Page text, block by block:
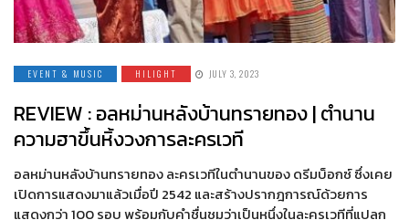
EVENT & MUSIC HILIGHT JULY 3, 2023
REVIEW : อลหม่านหลังบ้านทรายทอง | ตำนาน
ความฮาขึ้นหิ้งวงการละครเวที
อลหม่านหลังบ้านทรายทอง ละครเวทีในตำนานของ ดรีมบ็อกซ์ ซึ่งเคย
เปิดการแสดงมาแล้วเมื่อปี 2542 และสร้างปรากฎการณ์ด้วยการ
แสดงกว่า 100 รอบ พร้อมกับคำชื่นชมว่าเป็นหนึ่งในละครเวทีที่แปลก